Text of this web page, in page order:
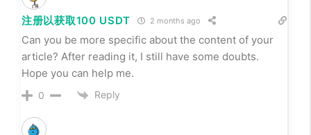
注册以获取100 USDT 2 months ago
Can you be more specific about the content of your
article? After reading it, I still have some doubts.
Hope you can help me.
0 Reply